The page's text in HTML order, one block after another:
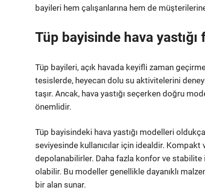
bayileri hem çalışanlarına hem de
Tüp bayisinde hava
Tüp bayileri, açık havada keyifli zaman
tesislerde, heyecan dolu su aktivitelerini
taşır. Ancak, hava yastığı seçerken doğru
önemlidir.
Tüp bayisindeki hava yastığı modelleri
seviyesinde kullanıcılar için idealdir.
depolanabilirler. Daha fazla konfor ve stabilite
olabilir. Bu modeller genellikle dayanıklı
bir alan sunar.